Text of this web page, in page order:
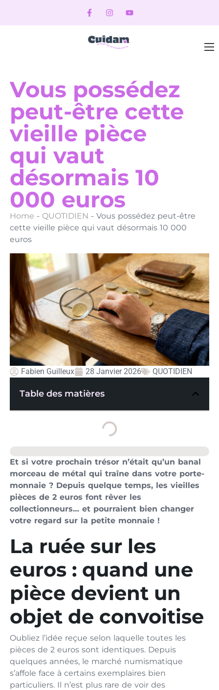
Vous possédez
peut-être cette
vieille pièce
qui vaut
désormais 10
000 euros
Home - QUOTIDIEN - Vous possédez peut-être
cette vieille pièce qui vaut désormais 10 000
euros
Fabien Guilleux 28 Janvier 2026 QUOTIDIEN
Table des matières
Et si votre prochain trésor n’était qu’un banal
morceau de métal qui traîne dans votre porte-
monnaie ? Depuis quelque temps, les vieilles
pièces de 2 euros font rêver les
collectionneurs… et pourraient bien changer
votre regard sur la petite monnaie !
La ruée sur les
euros : quand une
pièce devient un
objet de convoitise
Oubliez l’idée reçue selon laquelle toutes les
pièces de 2 euros sont identiques. Depuis
quelques années, le marché numismatique
s’affole face à certains exemplaires bien
particuliers. Il n’est plus rare de voir des